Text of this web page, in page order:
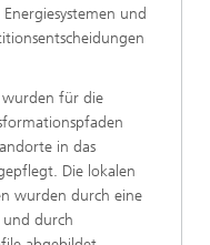
und
wurden für die
in das
Die lokalen
wurden durch eine
und durch